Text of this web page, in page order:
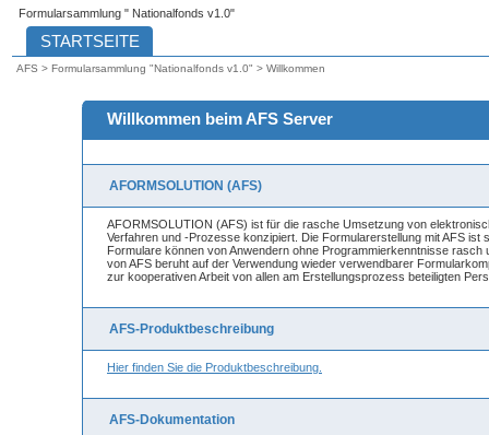
Formularsammlung " Nationalfonds v1.0"
AFS > Formularsammlung "Nationalfonds v1.0" > Willkommen
Willkommen beim AFS Server
AFORMSOLUTION (AFS)
AFORMSOLUTION (AFS) ist für die rasche Umsetzung von
Verfahren und -Prozesse konzipiert. Die Formularerstellung mit AFS ist
Formulare können von Anwendern ohne Programmierkenntnisse rasch
von AFS beruht auf der Verwendung wieder verwendbarer
zur kooperativen Arbeit von allen am Erstellungsprozess beteiligten
AFS-Produktbeschreibung
Hier finden Sie die Produktbeschreibung.
AFS-Dokumentation